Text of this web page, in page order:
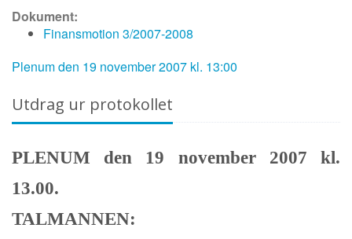
Dokument:
Finansmotion 3/2007-2008
Plenum den 19 november 2007 kl. 13:00
Utdrag ur protokollet
PLENUM den 19 november 2007 kl.
13.00.
TALMANNEN: